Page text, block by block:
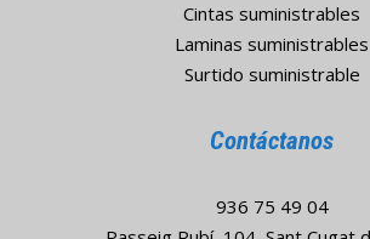
Cintas suministrables
Laminas suministrables
Surtido suministrable
Contáctanos
936 75 49 04